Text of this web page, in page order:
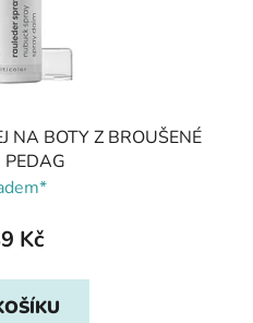
NA BOTY Z BROUŠENÉ
PEDAG
Kč